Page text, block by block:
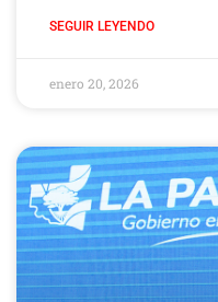
SEGUIR LEYENDO
enero 20, 2026